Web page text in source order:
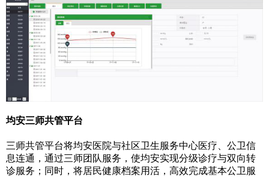
均安三师共管平台
三师共管平台将均安医院与社区卫生服务中心医疗、公卫信
息连通，通过三师团队服务，使均安实现分级诊疗与双向转
诊服务；同时，将居民健康档案用活，高效完成基本公卫服